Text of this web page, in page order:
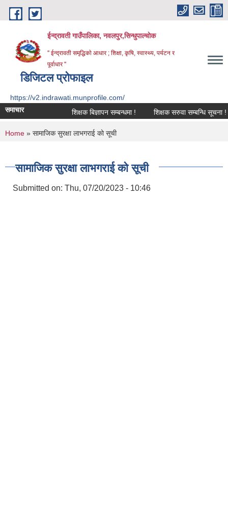
Skip to main content
ईन्द्रावती गाउँपालिका, नवलपुर,सिन्धुपाल्चाेक
'' ईन्द्रावती समृद्धिकाे आधार ; शिक्षा, कृषि, स्वास्थ्य, पर्यटन र
पूर्वाधार ''
डिजिटल प्रोफाइल
https://v2.indrawati.munprofile.com/
समाचार
शिक्षक बिज्ञापन सम्बन्धमा ! शिक्षक सरुवा सम्बन्धि सूचना !
You are here
Home » सामाजिक सुरक्षा लाभगराई को सूची
सामाजिक सुरक्षा लाभगराई को सूची
Submitted on: Thu, 07/20/2023 - 10:46